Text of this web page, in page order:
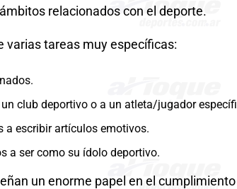
relacionados con el deporte.
varias tareas muy específicas:
club deportivo o a un atleta/jugador
a escribir artículos emotivos.
a ser como su ídolo deportivo.
un enorme papel en el